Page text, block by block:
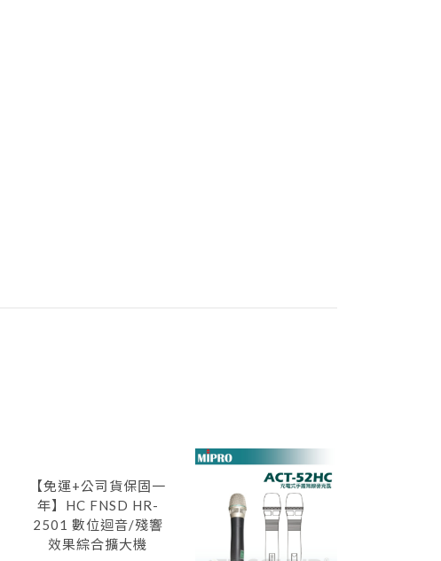
【免運+公司貨保固一
年】HC FNSD HR-
2501 數位迴音/殘響
效果綜合擴大機